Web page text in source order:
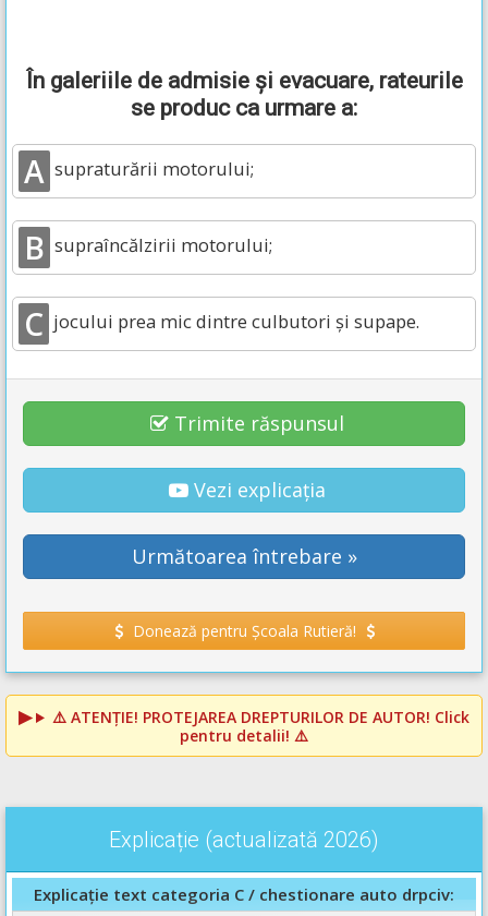
În galeriile de admisie şi evacuare, rateurile
se produc ca urmare a:
A supraturării motorului;
B supraîncălzirii motorului;
C jocului prea mic dintre culbutori şi supape.
Trimite răspunsul
Vezi explicația
Următoarea întrebare »
Donează pentru Școala Rutieră!
⚠️ ATENȚIE! PROTEJAREA DREPTURILOR DE AUTOR! Click
pentru detalii! ⚠️
Explicație (actualizată 2026)
Explicație text categoria C / chestionare auto drpciv: